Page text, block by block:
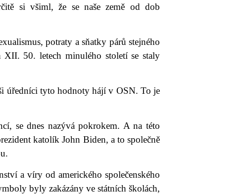
si všiml, že se naše země od dob
potraty a sňatky párů stejného
XII. 50. letech minulého století se staly
úředníci tyto hodnoty hájí v OSN. To je
se dnes nazývá pokrokem. A na této
katolík John Biden, a to společně
a víry od amerického společenského
byly zakázány ve státních školách,